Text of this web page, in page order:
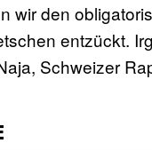
wir den
entzückt.
Schweizer